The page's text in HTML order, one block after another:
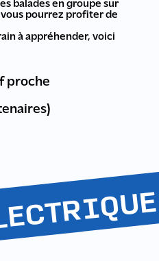
balades en groupe sur
vous pourrez profiter de
à appréhender, voici
proche